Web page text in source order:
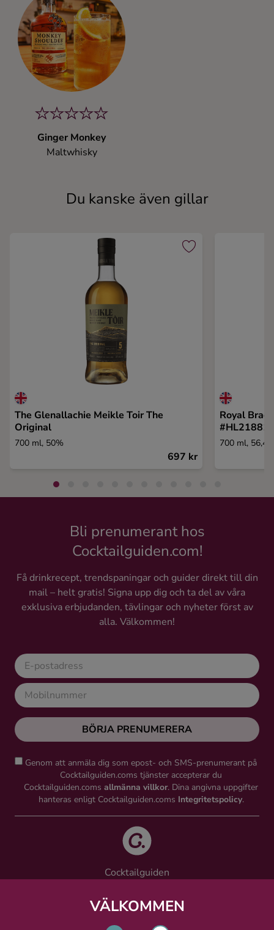
VÄLKOMMEN
Ginger Monkey
Maltwhisky
Du kanske även gillar
The Glenallachie Meikle Toir The
Original
700 ml, 50%
697 kr
Royal
#HL21881
700 ml,
Bli prenumerant hos
Cocktailguiden.com!
Få drinkrecept, trendspaningar och guider direkt till din
mail – helt gratis! Signa upp dig och ta del av våra
exklusiva erbjudanden, tävlingar och nyheter först av
alla. Välkommen!
BÖRJA PRENUMERERA
Genom att anmäla dig som epost- och SMS-prenumerant på
Cocktailguiden.coms tjänster accepterar du
Cocktailguiden.coms allmänna villkor. Dina angivna uppgifter
hanteras enligt Cocktailguiden.coms Integritetspolicy.
Cocktailguiden
Västra Järnvägsgatan 21, 111 64 Stockholm